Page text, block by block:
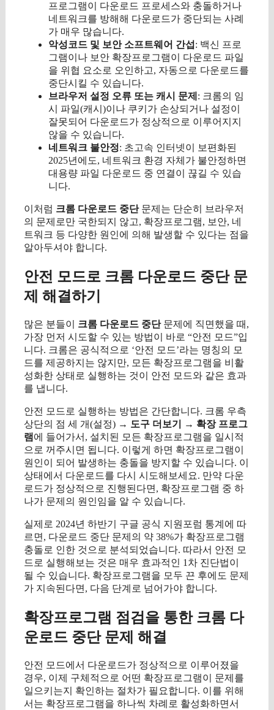
프로그램이 다운로드 프로세스와 충돌하거나
네트워크를 방해해 다운로드가 중단되는 사례
가 매우 많습니다.
악성코드 및 보안 소프트웨어 간섭 : 백신 프로
그램이나 보안 확장프로그램이 다운로드 파일
을 위협 요소로 오인하고, 자동으로 다운로드를
중단시킬 수 있습니다.
브라우저 설정 오류 또는 캐시 문제 : 크롬의 임
시 파일(캐시)이나 쿠키가 손상되거나 설정이
잘못되어 다운로드가 정상적으로 이루어지지
않을 수 있습니다.
네트워크 불안정: 초고속 인터넷이 보편화된
2025년에도, 네트워크 환경 자체가 불안정하면
대용량 파일 다운로드 중 연결이 끊길 수 있습
니다.
이처럼 크롬 다운로드 중단문제는 단순히 브라우저
의 문제로만 국한되지 않고, 확장프로그램, 보안, 네
트워크 등 다양한 원인에 의해 발생할 수 있다는 점을
알아두셔야 합니다.
안전 모드로 크롬 다운로드 중단 문
제 해결하기
많은 분들이 크롬 다운로드 중단문제에 직면했을 때,
가장 먼저 시도할 수 있는 방법이 바로 “안전 모드”입
니다. 크롬은 공식적으로 ‘안전 모드’라는 명칭의 모
드를 제공하지는 않지만, 모든 확장프로그램을 비활
성화한 상태로 실행하는 것이 안전 모드와 같은 효과
를 냅니다.
안전 모드로 실행하는 방법은 간단합니다. 크롬 우측
상단의 점 세 개(설정) → 도구 더보기 → 확장 프로그
램 에 들어가서, 설치된 모든 확장프로그램을 일시적
으로 꺼주시면 됩니다. 이렇게 하면 확장프로그램이
원인이 되어 발생하는 충돌을 방지할 수 있습니다. 이
상태에서 다운로드를 다시 시도해보세요. 만약 다운
로드가 정상적으로 진행된다면, 확장프로그램 중 하
나가 문제의 원인임을 알 수 있습니다.
실제로 2024년 하반기 구글 공식 지원포럼 통계에 따
르면, 다운로드 중단 문제의 약 38%가 확장프로그램
충돌로 인한 것으로 분석되었습니다. 따라서 안전 모
드로 실행해보는 것은 매우 효과적인 1차 진단법이
될 수 있습니다. 확장프로그램을 모두 끈 후에도 문제
가 지속된다면, 다음 단계로 넘어가야 합니다.
확장프로그램 점검을 통한 크롬 다
운로드 중단 문제 해결
안전 모드에서 다운로드가 정상적으로 이루어졌을
경우, 이제 구체적으로 어떤 확장프로그램이 문제를
일으키는지 확인하는 절차가 필요합니다. 이를 위해
서는 확장프로그램을 하나씩 차례로 활성화하면서